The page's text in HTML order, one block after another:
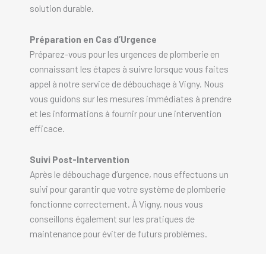
solution durable.
Préparation en Cas d’Urgence
Préparez-vous pour les urgences de plomberie en
connaissant les étapes à suivre lorsque vous faites
appel à notre service de débouchage à Vigny. Nous
vous guidons sur les mesures immédiates à prendre
et les informations à fournir pour une intervention
efficace.
Suivi Post-Intervention
Après le débouchage d’urgence, nous effectuons un
suivi pour garantir que votre système de plomberie
fonctionne correctement. À Vigny, nous vous
conseillons également sur les pratiques de
maintenance pour éviter de futurs problèmes.